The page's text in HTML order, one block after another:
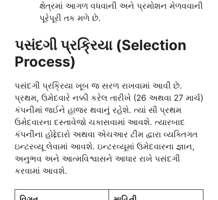
ક્ષેત્રમાં આગળ વધવાની અને પ્રમોશન મેળવવાની
પૂરેપૂરી તક મળે છે.
પસંદગી પ્રક્રિયા (Selection
Process)
પસંદગી પ્રક્રિયા ખૂબ જ સરળ રાખવામાં આવી છે.
પ્રથમ, ઉમેદવારે નક્કી કરેલ તારીખે (26 અથવા 27 માર્ચ)
કંપનીમાં જઈને હાજર થવાનું રહેશે. ત્યાં સૌ પ્રથમ
ઉમેદવારના દસ્તાવેજો ચકાસવામાં આવશે. ત્યારબાદ
કંપનીના હોદ્દેદારો અથવા એચઆર ટીમ દ્વારા વ્યક્તિગત
ઇન્ટરવ્યૂ લેવામાં આવશે. ઇન્ટરવ્યૂમાં ઉમેદવારના જ્ઞાન,
અનુભવ અને આત્મવિશ્વાસને આધાર રાખે પસંદગી
કરવામાં આવશે.